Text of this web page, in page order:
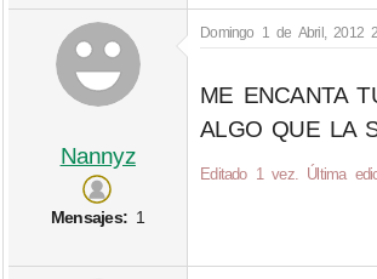
Nannyz
Mensajes: 1
Domingo 1 de Abril, 2012
ME ENCANTA
ALGO QUE LA
Editado 1 vez. Última